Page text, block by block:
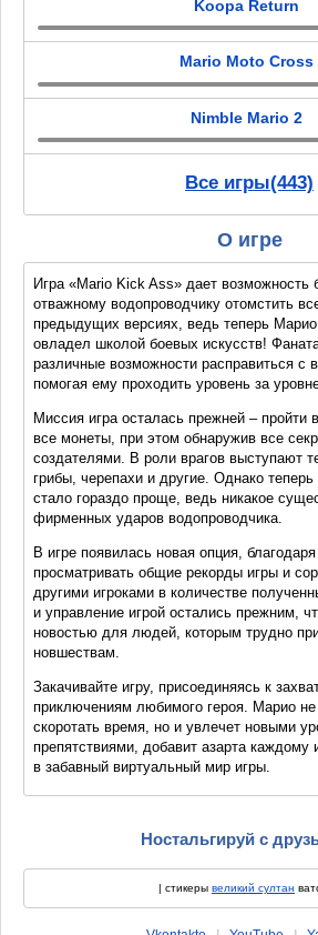
Koopa Return
Mario Moto Cross
Nimble Mario 2
Все игры(443)
О игре
Игра «Mario Kick Ass» дает возможность
отважному водопроводчику отомстить
предыдущих версиях, ведь теперь
овладел школой боевых искусств!
различные возможности расправиться с
помогая ему проходить уровень за
Миссия игра осталась прежней – пройти
все монеты, при этом обнаружив все
создателями. В роли врагов выступают
грибы, черепахи и другие. Однако
стало гораздо проще, ведь никакое
фирменных ударов водопроводчика.
В игре появилась новая опция,
просматривать общие рекорды игры и
другими игроками в количестве
и управление игрой остались прежним,
новостью для людей, которым трудно
новшествам.
Закачивайте игру, присоединяясь к
приключениям любимого героя. Марио
скоротать время, но и увлечет новыми
препятствиями, добавит азарта каждому
в забавный виртуальный мир игры.
Ностальгируй с
| стикеры великий султан